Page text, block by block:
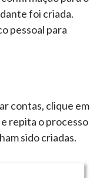
foi criada.
pessoal para
contas, clique em
e repita o processo
sido criadas.